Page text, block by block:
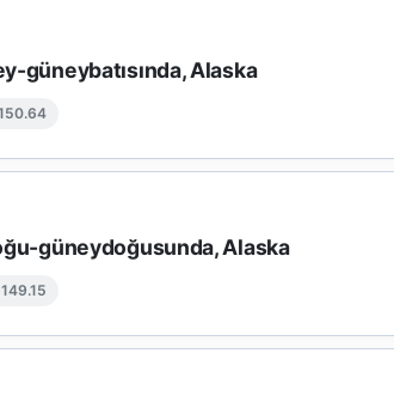
güneybatısında, Alaska
güneydoğusunda, Alaska